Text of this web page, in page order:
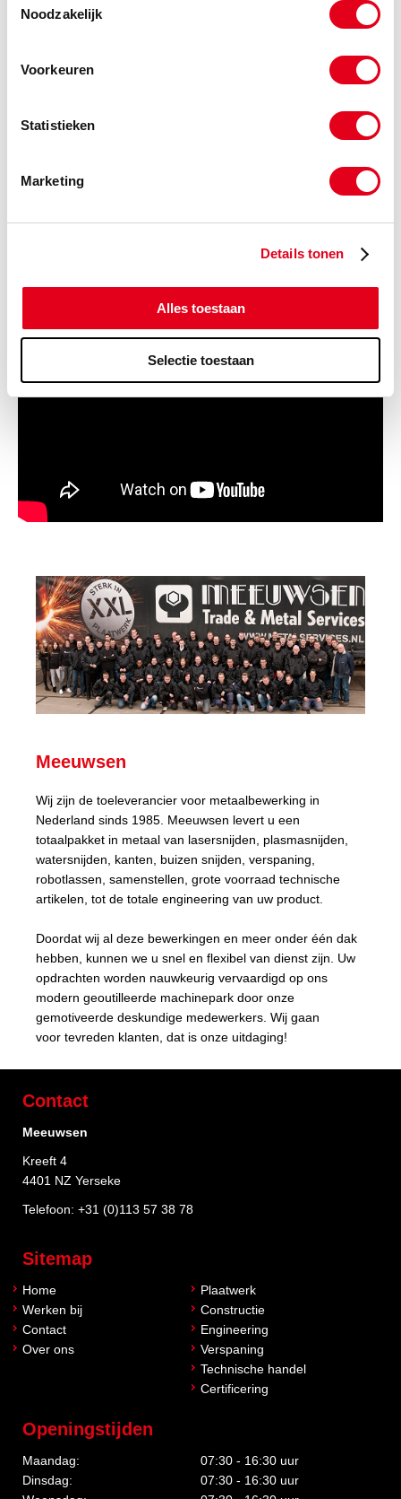
Noodzakelijk
Voorkeuren
Statistieken
Marketing
Details tonen
Alles toestaan
Selectie toestaan
Plaatwerk aanvraag
Constructie aanvraag
Bedrijfsfilm
Meeuwsen
Wij zijn de toeleverancier voor metaalbewerking in
Nederland sinds 1985. Meeuwsen levert u een
totaalpakket in metaal van lasersnijden, plasmasnijden,
watersnijden, kanten, buizen snijden, verspaning,
robotlassen, samenstellen, grote voorraad technische
artikelen, tot de totale engineering van uw product.
Doordat wij al deze bewerkingen en meer onder één dak
hebben, kunnen we u snel en flexibel van dienst zijn. Uw
opdrachten worden nauwkeurig vervaardigd op ons
modern geoutilleerde machinepark door onze
gemotiveerde deskundige medewerkers. Wij gaan
voor tevreden klanten, dat is onze uitdaging!
Contact
Meeuwsen
Kreeft 4
4401 NZ Yerseke
Telefoon: +31 (0)113 57 38 78
Sitemap
Home
Werken bij
Contact
Over ons
Plaatwerk
Constructie
Engineering
Verspaning
Technische handel
Certificering
Openingstijden
Maandag:
07:30 - 16:30 uur
Dinsdag:
07:30 - 16:30 uur